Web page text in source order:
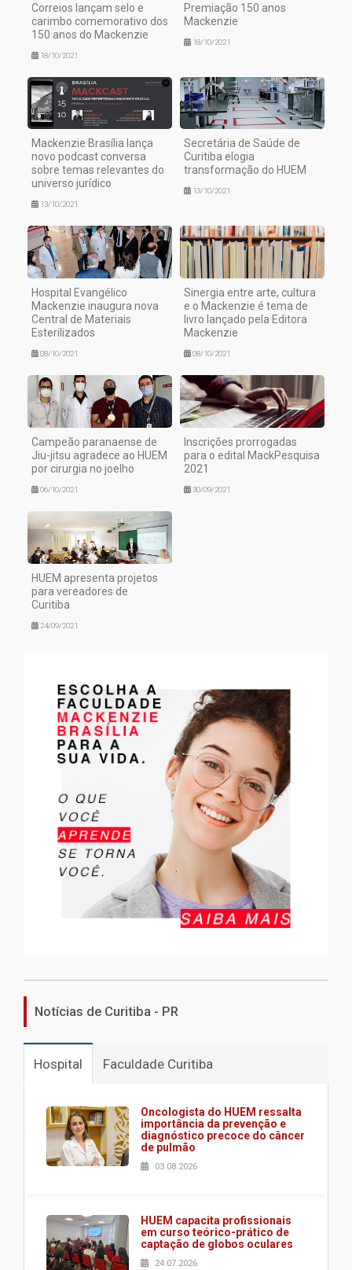
Correios lançam selo e
carimbo comemorativo dos
150 anos do Mackenzie
18/10/2021
Premiação 150 anos
Mackenzie
18/10/2021
Mackenzie Brasília lança
novo podcast conversa
sobre temas relevantes do
universo jurídico
13/10/2021
Secretária de Saúde de
Curitiba elogia
transformação do HUEM
13/10/2021
Hospital Evangélico
Mackenzie inaugura nova
Central de Materiais
Esterilizados
08/10/2021
Sinergia entre arte, cultura
e o Mackenzie é tema de
livro lançado pela Editora
Mackenzie
08/10/2021
Campeão paranaense de
Jiu-jitsu agradece ao HUEM
por cirurgia no joelho
06/10/2021
Inscrições prorrogadas
para o edital MackPesquisa
2021
30/09/2021
HUEM apresenta projetos
para vereadores de
Curitiba
24/09/2021
Notícias de Curitiba - PR
Hospital Faculdade Curitiba
Oncologista do HUEM ressalta
importância da prevenção e
diagnóstico precoce do câncer
de pulmão
03.08.2026
HUEM capacita profissionais
em curso teórico-prático de
captação de globos oculares
24.07.2026